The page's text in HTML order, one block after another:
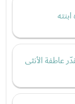
عاطفة الأنثى